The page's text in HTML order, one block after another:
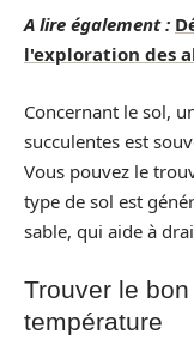
A lire également :
l'exploration des
Concernant le sol,
succulentes est
Vous pouvez le
type de sol est
sable, qui aide à
Trouver le
température